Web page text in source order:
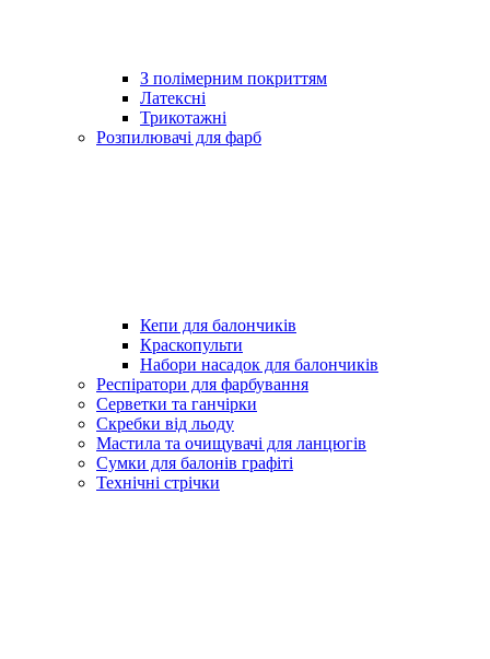
З полімерним покриттям
Латексні
Трикотажні
Розпилювачі для фарб
Кепи для балончиків
Краскопульти
Набори насадок для балончиків
Респіратори для фарбування
Серветки та ганчірки
Скребки від льоду
Мастила та очищувачі для ланцюгів
Сумки для балонів графіті
Технічні стрічки